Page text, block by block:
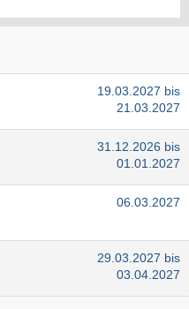
19.03.2027 bis
21.03.2027
31.12.2026 bis
01.01.2027
06.03.2027
29.03.2027 bis
03.04.2027